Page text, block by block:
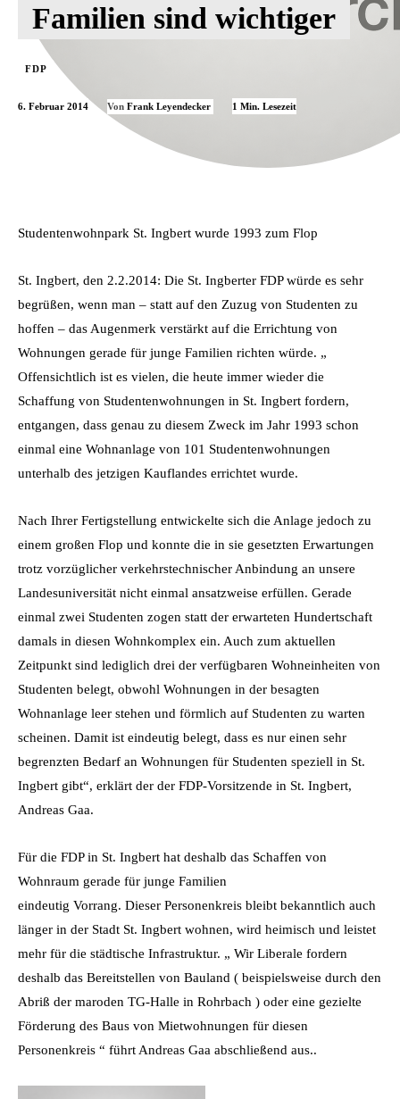
Familien sind wichtiger
FDP
6. Februar 2014 Von Frank Leyendecker 1 Min. Lesezeit
Studentenwohnpark St. Ingbert wurde 1993 zum Flop
St. Ingbert, den 2.2.2014: Die St. Ingberter FDP würde es sehr
begrüßen, wenn man – statt auf den Zuzug von Studenten zu
hoffen – das Augenmerk verstärkt auf die Errichtung von
Wohnungen gerade für junge Familien richten würde. „
Offensichtlich ist es vielen, die heute immer wieder die
Schaffung von Studentenwohnungen in St. Ingbert fordern,
entgangen, dass genau zu diesem Zweck im Jahr 1993 schon
einmal eine Wohnanlage von 101 Studentenwohnungen
unterhalb des jetzigen Kauflandes errichtet wurde.
Nach Ihrer Fertigstellung entwickelte sich die Anlage jedoch zu
einem großen Flop und konnte die in sie gesetzten Erwartungen
trotz vorzüglicher verkehrstechnischer Anbindung an unsere
Landesuniversität nicht einmal ansatzweise erfüllen. Gerade
einmal zwei Studenten zogen statt der erwarteten Hundertschaft
damals in diesen Wohnkomplex ein. Auch zum aktuellen
Zeitpunkt sind lediglich drei der verfügbaren Wohneinheiten von
Studenten belegt, obwohl Wohnungen in der besagten
Wohnanlage leer stehen und förmlich auf Studenten zu warten
scheinen. Damit ist eindeutig belegt, dass es nur einen sehr
begrenzten Bedarf an Wohnungen für Studenten speziell in St.
Ingbert gibt“, erklärt der der FDP-Vorsitzende in St. Ingbert,
Andreas Gaa.
Für die FDP in St. Ingbert hat deshalb das Schaffen von
Wohnraum gerade für junge Familien
eindeutig Vorrang. Dieser Personenkreis bleibt bekanntlich auch
länger in der Stadt St. Ingbert wohnen, wird heimisch und leistet
mehr für die städtische Infrastruktur. „ Wir Liberale fordern
deshalb das Bereitstellen von Bauland ( beispielsweise durch den
Abriß der maroden TG-Halle in Rohrbach ) oder eine gezielte
Förderung des Baus von Mietwohnungen für diesen
Personenkreis “ führt Andreas Gaa abschließend aus..